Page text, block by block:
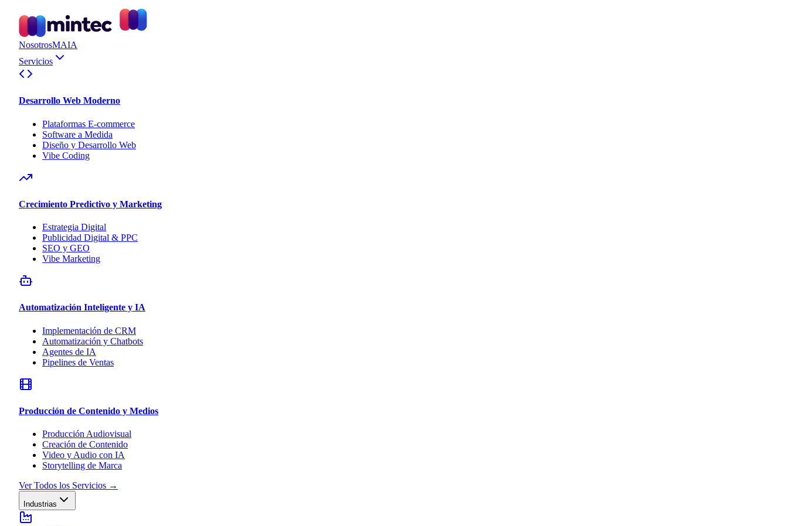
NosotrosMAIA
Servicios
Desarrollo Web Moderno
Plataformas E-commerce
Software a Medida
Diseño y Desarrollo Web
Vibe Coding
Crecimiento Predictivo y Marketing
Estrategia Digital
Publicidad Digital & PPC
SEO y GEO
Vibe Marketing
Automatización Inteligente y IA
Implementación de CRM
Automatización y Chatbots
Agentes de IA
Pipelines de Ventas
Producción de Contenido y Medios
Producción Audiovisual
Creación de Contenido
Video y Audio con IA
Storytelling de Marca
Ver Todos los Servicios →
Industrias